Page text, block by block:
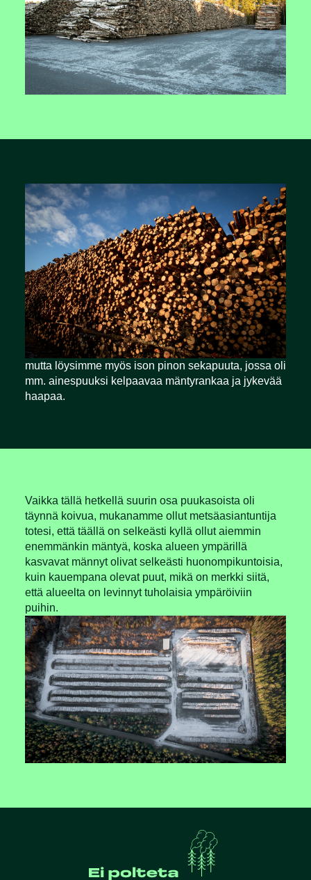
mutta löysimme myös ison pinon sekapuuta, jossa oli
mm. ainespuuksi kelpaavaa mäntyrankaa ja jykevää
haapaa.
Vaikka tällä hetkellä suurin osa puukasoista oli
täynnä koivua, mukanamme ollut metsäasiantuntija
totesi, että täällä on selkeästi kyllä ollut aiemmin
enemmänkin mäntyä, koska alueen ympärillä
kasvavat männyt olivat selkeästi huonompikuntoisia,
kuin kauempana olevat puut, mikä on merkki siitä,
että alueelta on levinnyt tuholaisia ympäröiviin
puihin.